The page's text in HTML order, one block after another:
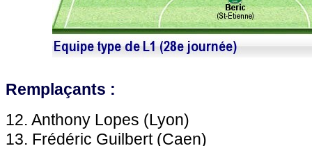
Remplaçants :
12. Anthony Lopes (Lyon)
13. Frédéric Guilbert (Caen)